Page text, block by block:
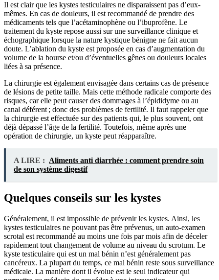
Il est clair que les kystes testiculaires ne disparaissent pas d’eux-
mêmes. En cas de douleurs, il est recommandé de prendre des
médicaments tels que l’acétaminophène ou l’ibuprofène. Le
traitement du kyste repose aussi sur une surveillance clinique et
échographique lorsque la nature kystique bénigne ne fait aucun
doute. L’ablation du kyste est proposée en cas d’augmentation du
volume de la bourse et/ou d’éventuelles gênes ou douleurs locales
liées à sa présence.
La chirurgie est également envisagée dans certains cas de présence
de lésions de petite taille. Mais cette méthode radicale comporte des
risques, car elle peut causer des dommages à l’épididyme ou au
canal déférent ; donc des problèmes de fertilité. Il faut rappeler que
la chirurgie est effectuée sur des patients qui, le plus souvent, ont
déjà dépassé l’âge de la fertilité. Toutefois, même après une
opération de chirurgie, un kyste peut réapparaître.
A LIRE : Aliments anti diarrhée : comment prendre soin
de son système digestif
Quelques conseils sur les kystes
Généralement, il est impossible de prévenir les kystes. Ainsi, les
kystes testiculaires ne pouvant pas être prévenus, un auto-examen
scrotal est recommandé au moins une fois par mois afin de déceler
rapidement tout changement de volume au niveau du scrotum. Le
kyste testiculaire qui est un mal bénin n’est généralement pas
cancéreux. La plupart du temps, ce mal bénin reste sous surveillance
médicale. La manière dont il évolue est le seul indicateur qui